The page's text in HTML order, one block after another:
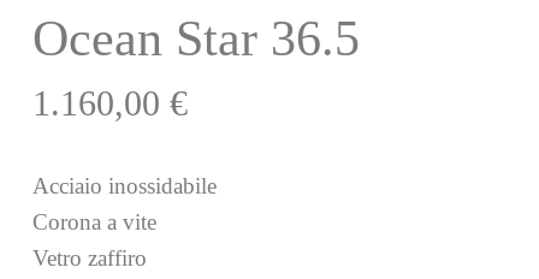
Ocean Star 36.5
1.160,00 €
Acciaio inossidabile
Corona a vite
Vetro zaffiro